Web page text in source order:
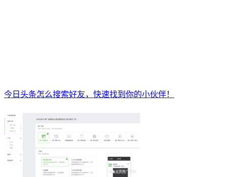
今日头条怎么搜索好友，快速找到你的小伙伴！